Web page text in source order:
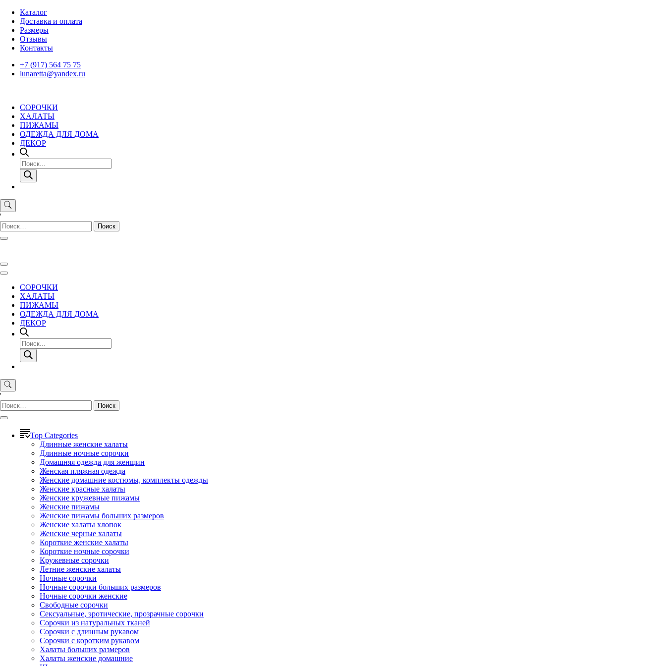
Skip
content
Каталог
Доставка и оплата
Размеры
Отзывы
Контакты
+7 (917) 564 75 75
lunaretta@yandex.ru
СОРОЧКИ
ХАЛАТЫ
ПИЖАМЫ
ОДЕЖДА ДЛЯ ДОМА
ДЕКОР
Поиск
товаров
'
Найти:
СОРОЧКИ
ХАЛАТЫ
ПИЖАМЫ
ОДЕЖДА ДЛЯ ДОМА
ДЕКОР
Поиск
товаров
'
Найти:
Top Categories
Длинные женские халаты
Длинные ночные сорочки
Домашняя одежда для женщин
Женская пляжная одежда
Женские домашние костюмы, комплекты одежды
Женские красные халаты
Женские кружевные пижамы
Женские пижамы
Женские пижамы больших размеров
Женские халаты хлопок
Женские черные халаты
Короткие женские халаты
Короткие ночные сорочки
Кружевные сорочки
Летние женские халаты
Ночные сорочки
Ночные сорочки больших размеров
Ночные сорочки женские
Свободные сорочки
Сексуальные, эротические, прозрачные сорочки
Сорочки из натуральных тканей
Сорочки с длинным рукавом
Сорочки с коротким рукавом
Халаты больших размеров
Халаты женские домашние